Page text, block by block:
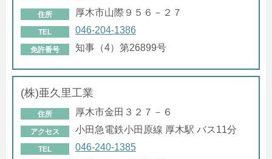
住所 厚木市山際９５６－２７
TEL 046-204-1386
免許番号 知事（4）第26899号
(株)亜久里工業
住所 厚木市金田３２７－６
アクセス 小田急電鉄小田原線 厚木駅 バス11分
TEL 046-240-1385